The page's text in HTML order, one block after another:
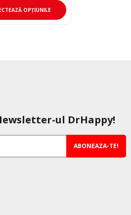
OPȚIUNILE
Acest
în
produsului.
ul DrHappy!
ABONEAZA-TE!